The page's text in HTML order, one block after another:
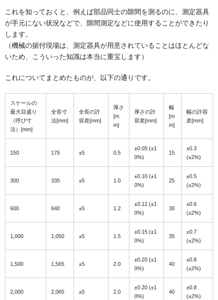
これを知っておくと、例えば部品同士の隙間を測るのに、測定器具
が手元にない状況などで、隙間測定などに使用することができたり
します。
（機械の据付現場は、測定器具が用意されていることはほとんどな
いため、こういった知識は本当に重宝します）
これについてまとめたものが、以下の通りです。
スケールの
最大目盛り
（呼び寸
法）[mm]
全長寸
法[mm]
全長の許
容差[mm]
厚さ
[m
m]
厚さの許
容差[mm]
幅
[m
m]
幅の許容
差[mm]
150 175 ±5 0.5
±0.05 (±1
0%)
15
±0.3
(±2%)
300 335 ±5 1.0
±0.10 (±1
0%)
25
±0.5
(±2%)
600 640 ±5 1.2
±0.12 (±1
0%)
30
±0.6
(±2%)
1,000 1,050 ±5 1.5
±0.15 (±1
0%)
35
±0.7
(±2%)
1,500 1,565 ±5 2.0
±0.20 (±1
0%)
40
±0.8
(±2%)
2,000 2,065 ±5 2.0
±0.20 (±1
0%)
40
±0.8
(±2%)